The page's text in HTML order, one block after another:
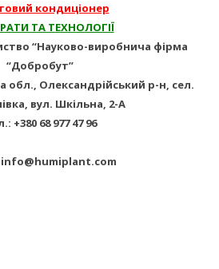
кондиціонер
ТА ТЕХНОЛОГІЇ
“Науково-виробнича фірма
“Добробут”
обл., Олександрійський р-н, сел.
вул. Шкільна, 2-А
+380 68 977 47 96
info@humiplant.com